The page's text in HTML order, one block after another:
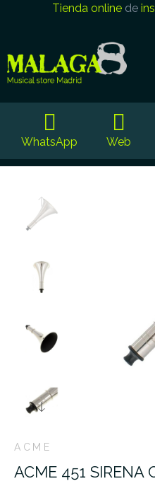
Tienda onlinede
WhatsApp Web
ACME
ACME 451 SIRENA